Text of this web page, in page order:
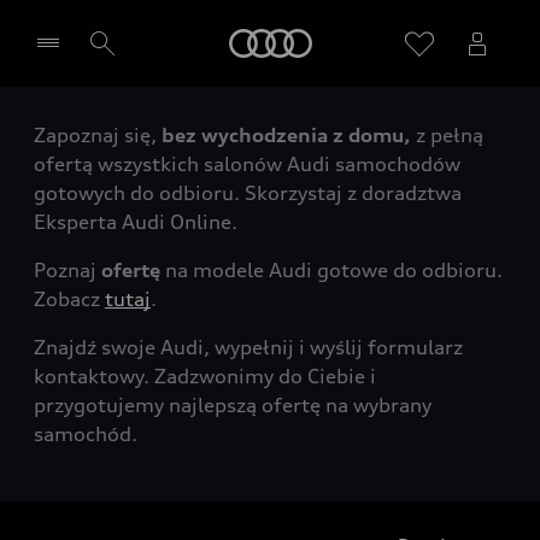
Wybierz Twojego Partnera Audi
Zapoznaj się, bez wychodzenia z domu, z pełną
ofertą wszystkich salonów Audi samochodów
gotowych do odbioru. Skorzystaj z doradztwa
Eksperta Audi Online.
Poznaj ofertę na modele Audi gotowe do odbioru.
Zobacz tutaj.
Znajdź swoje Audi, wypełnij i wyślij formularz
kontaktowy. Zadzwonimy do Ciebie i
przygotujemy najlepszą ofertę na wybrany
samochód.